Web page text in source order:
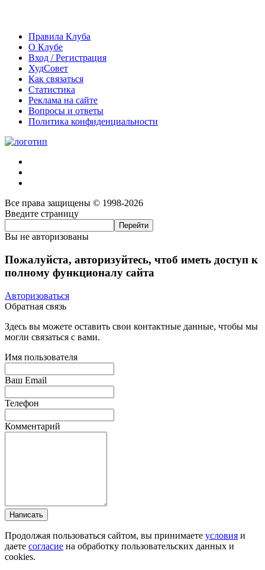
Правила Клуба
О Клубе
Вход / Регистрация
ХудСовет
Как связаться
Статистика
Реклама на сайте
Вопросы и ответы
Политика конфиденциальности
Все права защищены © 1998-2026
Введите страницу
Вы не авторизованы
Пожалуйста, авторизуйтесь, чтоб иметь доступ к
полному функционалу сайта
Авторизоваться
Обратная связь
Здесь вы можете оставить свои контактные данные, чтобы мы
могли связаться с вами.
Имя пользователя
Ваш Email
Телефон
Комментарий
Написать
Продолжая пользоваться сайтом, вы принимаете условия и
даете согласие на обработку пользовательских данных и
cookies.